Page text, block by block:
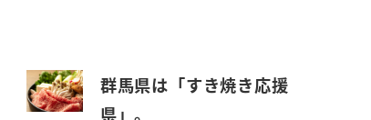
群馬県は「すき焼き応援
県」。